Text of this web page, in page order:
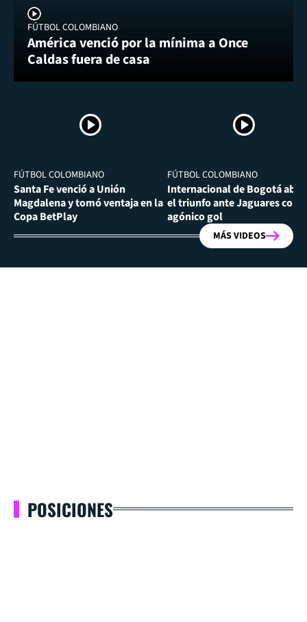
FÚTBOL COLOMBIANO
América venció por la mínima a Once
Caldas fuera de casa
FÚTBOL COLOMBIANO
Santa Fe venció a Unión
Magdalena y tomó ventaja en la
Copa BetPlay
FÚTBOL COLOMBIANO
Internacional de Bogotá
el triunfo ante Jaguares con
agónico gol
MÁS VIDEOS
POSICIONES